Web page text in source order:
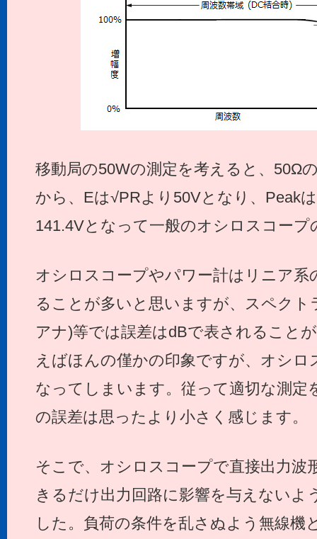
移動局の50Wの測定を考えると、50Ω
から、Eは√PRより50Vとなり、Peak
141.4Vとなって一般のオシロスコープ
オシロスコープやパワー計はリニア系
ることが多いと思いますが、スペク
アナ)等では誤差はdBで表されること
えばほんの僅かの印象ですが、オシロ
なってしまいます。従って適切な測定
の誤差は思ったより小さく感じます。
そこで、オシロスコープで直接出力波
きるだけ出力回路に影響を与えないよ
した。負荷の条件を乱さぬよう無線機